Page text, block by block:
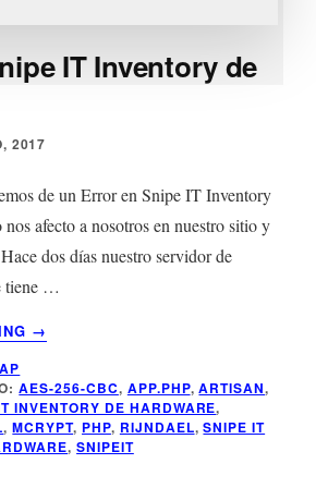
IT Inventory de
2017
de un Error en Snipe IT Inventory
afecto a nosotros en nuestro sitio y
dos días nuestro servidor de
tiene …
ACERCA
DE
EN
SNIPE
IT
→
AES-256-CBC, APP.PHP,ARTISAN,
INVENTORY DE HARDWARE,
,MCRYPT, PHP, RIJNDAEL,SNIPE IT
,SNIPEIT